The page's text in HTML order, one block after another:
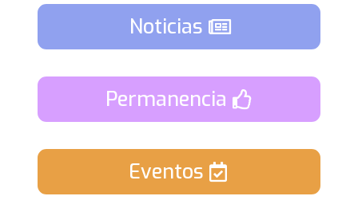
Noticias
Permanencia
Eventos